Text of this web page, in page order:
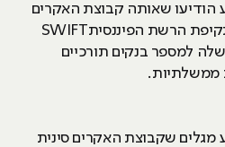
הודיעו שאותה קבוצת האקרים
צפון קוריאנים שקשורה לתקיפת הרשת הפיננסיתSWIFT
למספר בנקים תורכיים
ממשלתיות.
מגלים שקבוצת האקרים סינית